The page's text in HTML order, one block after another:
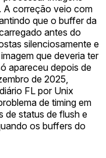
A correção veio com
que o buffer da
antes do
silenciosamente e
que deveria ter
apareceu depois de
de 2025,
FL por Unix
de timing em
de status de flush e
os buffers do